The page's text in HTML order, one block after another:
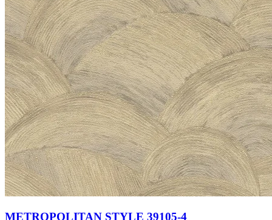
METROPOLITAN STYLE 39105-4